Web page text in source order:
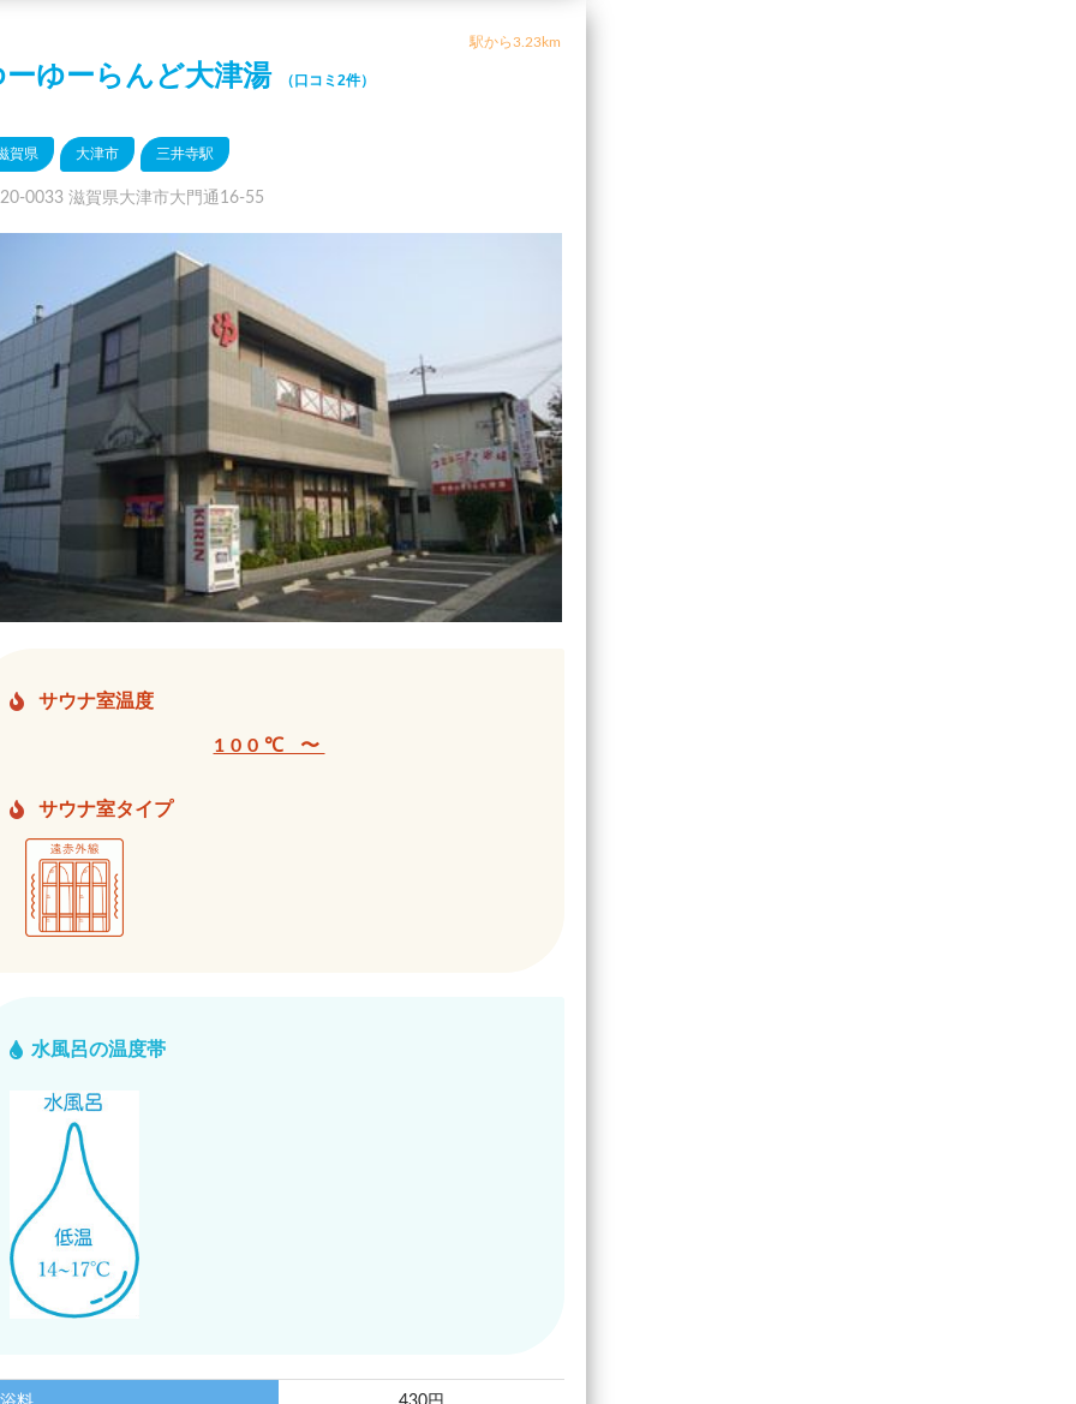
駅から3.23km
ーゆーらんど大津湯 （口コミ2件）
賀県 大津市 三井寺駅
0033 滋賀県大津市大門通16-55
サウナ室温度
100℃ 〜
サウナ室タイプ
水風呂の温度帯